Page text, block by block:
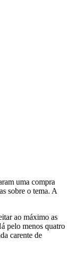
uma compra
sobre o tema. A
ao máximo as
pelo menos quatro
carente de